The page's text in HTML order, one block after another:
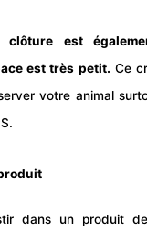
est
est très petit. Ce
votre animal
dans un produit